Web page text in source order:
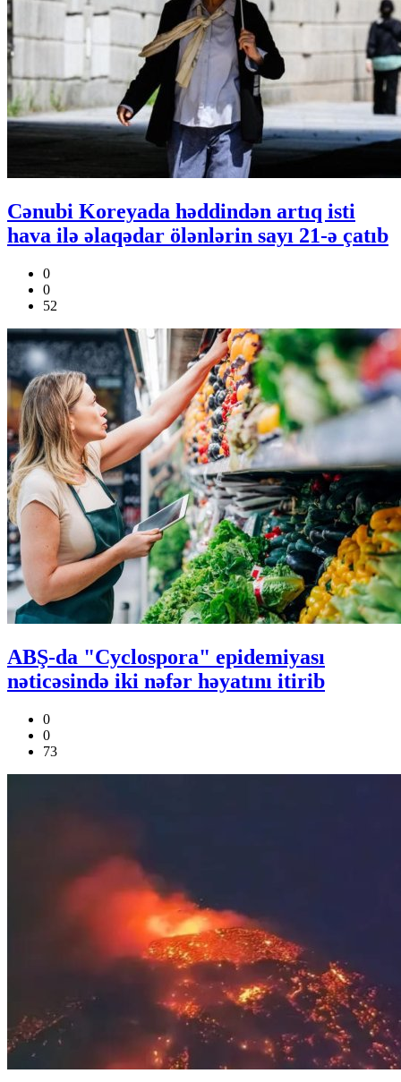
Cənubi Koreyada həddindən artıq isti
hava ilə əlaqədar ölənlərin sayı 21-ə çatıb
0
0
52
ABŞ-da "Cyclospora" epidemiyası
nəticəsində iki nəfər həyatını itirib
0
0
73